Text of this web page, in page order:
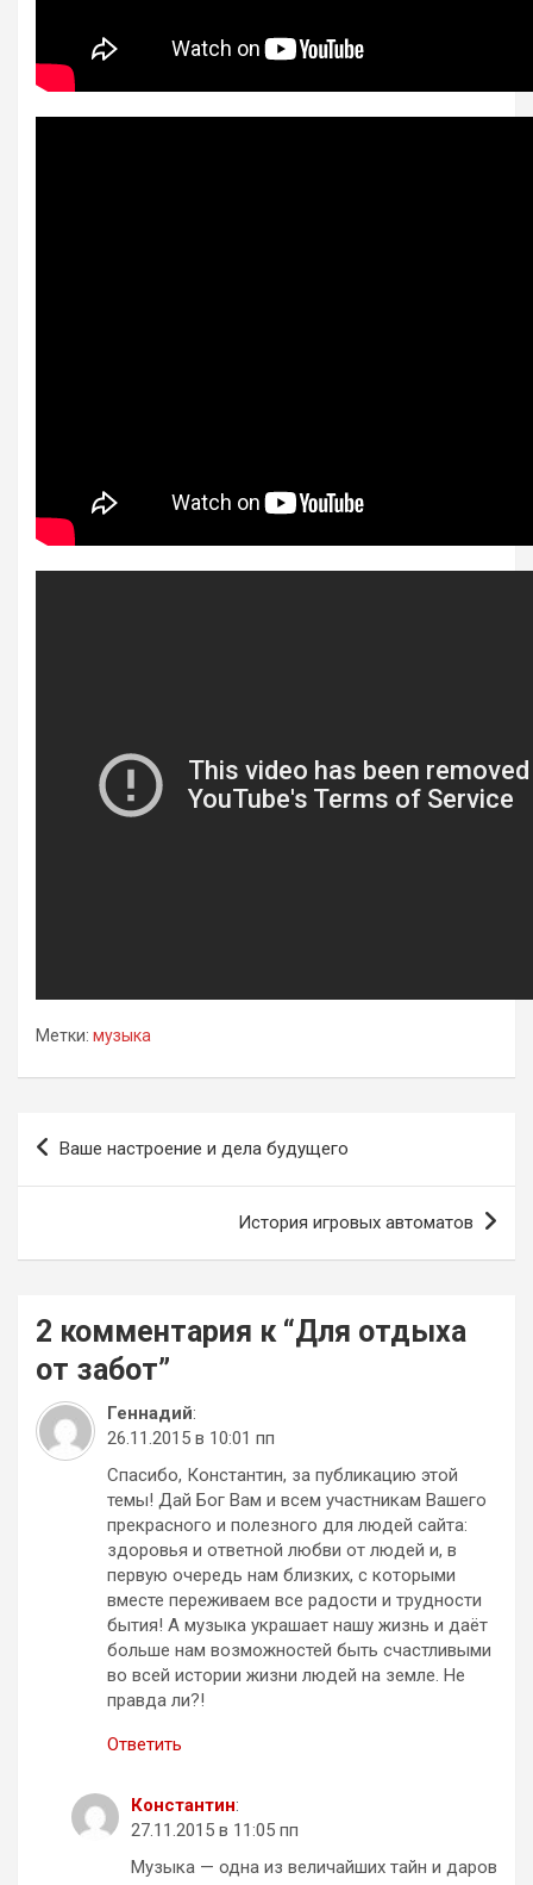
Метки: музыка
Навигация
Ваше настроение и дела будущего
История игровых автоматов
2 комментария к “Для отдыха
от забот”
Геннадий:
26.11.2015 в 10:01 пп
Спасибо, Константин, за публикацию этой
темы! Дай Бог Вам и всем участникам Вашего
прекрасного и полезного для людей сайта:
здоровья и ответной любви от людей и, в
первую очередь нам близких, с которыми
вместе переживаем все радости и трудности
бытия! А музыка украшает нашу жизнь и даёт
больше нам возможностей быть счастливыми
во всей истории жизни людей на земле. Не
правда ли?!
Ответить
Константин:
27.11.2015 в 11:05 пп
Музыка — одна из величайших тайн и даров